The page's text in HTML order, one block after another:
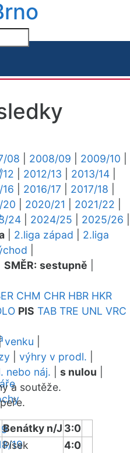
19
08 2008/09 2009/10
12 2012/13 2013/14
2016/17 2017/18
20 2020/21 2021/22
24 2024/25 2025/26
2.liga západ
2.liga
SMĚR: sestupně
CHM CHR HBR HKR
PIS TAB TRE UNL VRC
venku
výhry v prodl.
nebo náj. s nulou
a soutěže.
Benátky n/J 3:0
Písek
4:0